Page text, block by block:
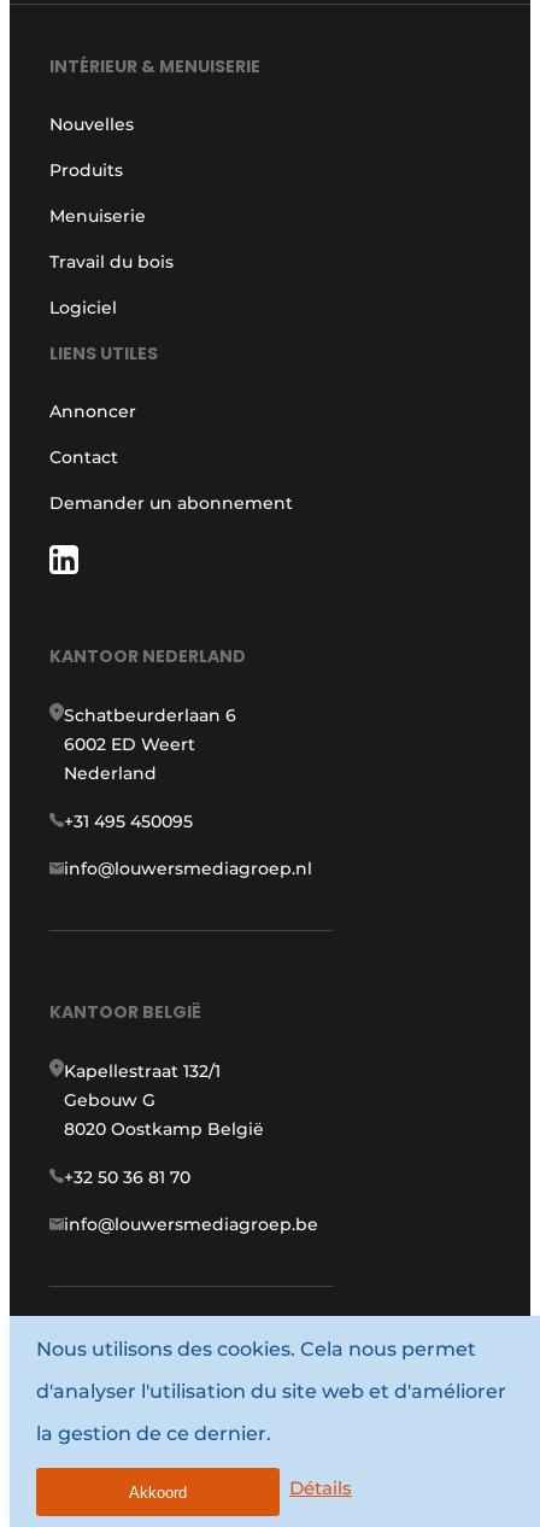
INTÉRIEUR & MENUISERIE
Nouvelles
Produits
Menuiserie
Travail du bois
Logiciel
LIENS UTILES
Annoncer
Contact
Demander un abonnement
KANTOOR NEDERLAND
Schatbeurderlaan 6
6002 ED Weert
Nederland
+31 495 450095
info@louwersmediagroep.nl
KANTOOR BELGIË
Kapellestraat 132/1
Gebouw G
8020 Oostkamp België
+32 50 36 81 70
info@louwersmediagroep.be
www.louwersmediagroep.com
© 1987 - 2026 Louwersmediagroep.
Termes et conditions
Nous utilisons des cookies. Cela nous permet
d'analyser l'utilisation du site web et d'améliorer
la gestion de ce dernier.
Détails
Akkoord